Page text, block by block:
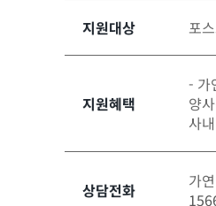
지원대상 포
지원혜택
- 가
양
사
상담전화
가